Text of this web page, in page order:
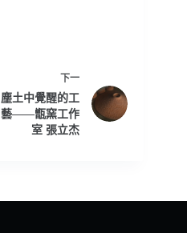
下一
塵土中覺醒的工
藝——甑窯工作
室 張立杰